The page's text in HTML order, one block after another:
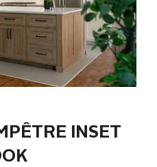
INSET